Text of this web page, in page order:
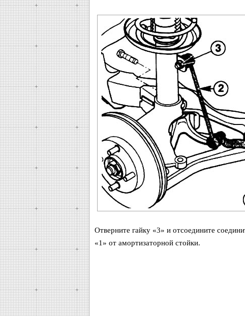
Отверните гайку «3» и отсоедините
«1» от амортизаторной стойки.